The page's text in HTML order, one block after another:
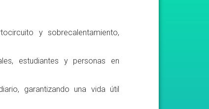
y sobrecalentamiento,
estudiantes y personas en
garantizando una vida útil